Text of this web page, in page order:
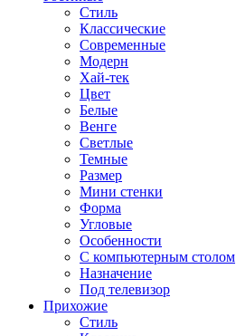
Стиль
Классические
Современные
Модерн
Хай-тек
Цвет
Белые
Венге
Светлые
Темные
Размер
Мини стенки
Форма
Угловые
Особенности
С компьютерным столом
Назначение
Под телевизор
Прихожие
Стиль